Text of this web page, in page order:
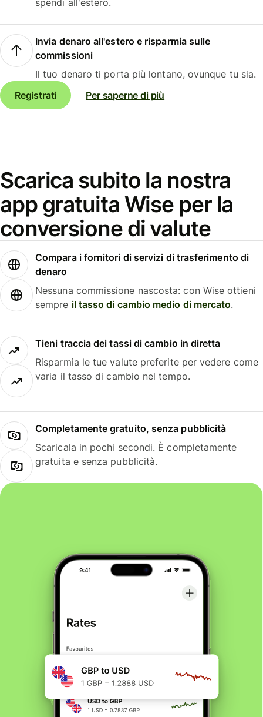
spendi all'estero.
Invia denaro all'estero e risparmia sulle
commissioni
Il tuo denaro ti porta più lontano, ovunque tu sia.
Registrati
Per saperne di più
Scarica subito la nostra
app gratuita Wise per la
conversione di valute
Compara i fornitori di servizi di trasferimento di
denaro
Nessuna commissione nascosta: con Wise ottieni
sempre il tasso di cambio medio di mercato.
Tieni traccia dei tassi di cambio in diretta
Risparmia le tue valute preferite per vedere come
varia il tasso di cambio nel tempo.
Completamente gratuito, senza pubblicità
Scaricala in pochi secondi. È completamente
gratuita e senza pubblicità.